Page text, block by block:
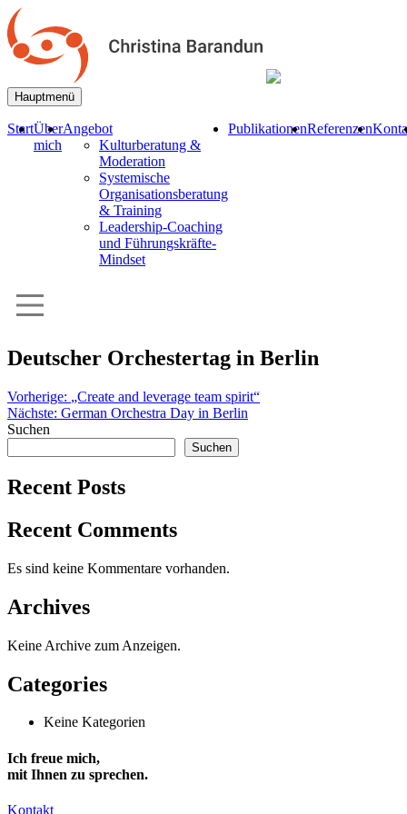
Hauptmenü
StartÜber
mich
Angebot
Kulturberatung &
Moderation
Systemische
Organisationsberatung
& Training
Leadership-Coaching
und Führungskräfte-
Mindset
PublikationenReferenzen
Deutscher Orchestertag in Berlin
Beitrags-
Navigation
Vorherige: „Create and leverage team spirit“
Nächste: German Orchestra Day in Berlin
Suchen
Suchen
Recent Posts
Recent Comments
Es sind keine Kommentare vorhanden.
Archives
Keine Archive zum Anzeigen.
Categories
Keine Kategorien
Ich freue mich,
mit Ihnen zu sprechen.
Kontakt